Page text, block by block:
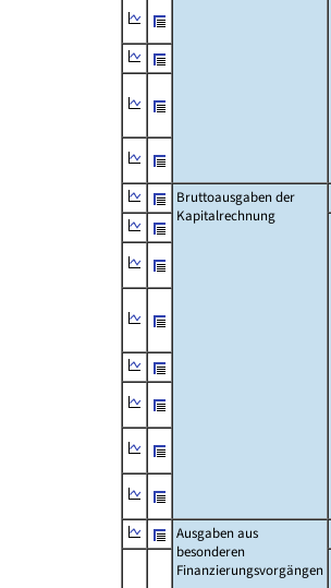
Bruttoausgaben der
Kapitalrechnung
Ausgaben aus
besonderen
Finanzierungsvorgängen